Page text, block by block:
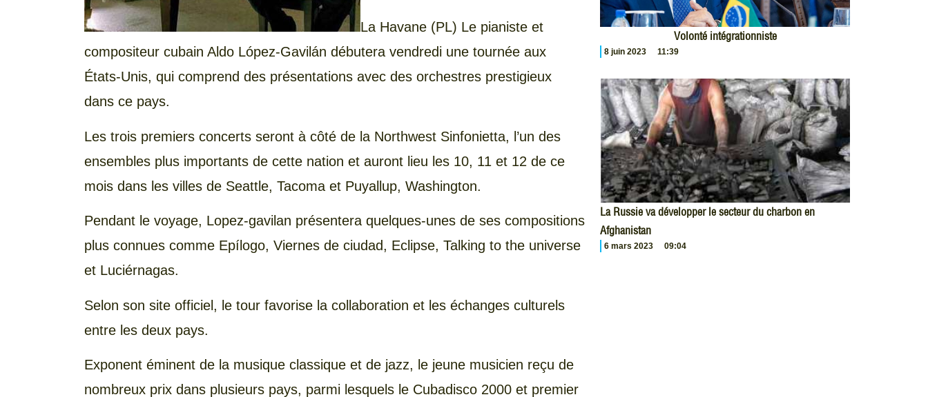
La Havane (PL) Le pianiste et
compositeur cubain Aldo López-Gavilán débutera vendredi une tournée aux
États-Unis, qui comprend des présentations avec des orchestres prestigieux
dans ce pays.
Les trois premiers concerts seront à côté de la Northwest Sinfonietta, l’un des
ensembles plus importants de cette nation et auront lieu les 10, 11 et 12 de ce
mois dans les villes de Seattle, Tacoma et Puyallup, Washington.
Pendant le voyage, Lopez-gavilan présentera quelques-unes de ses compositions
plus connues comme Epílogo, Viernes de ciudad, Eclipse, Talking to the universe
et Luciérnagas.
Selon son site officiel, le tour favorise la collaboration et les échanges culturels
entre les deux pays.
Exponent éminent de la musique classique et de jazz, le jeune musicien reçu de
nombreux prix dans plusieurs pays, parmi lesquels le Cubadisco 2000 et premier
Volonté intégrationniste
8 juin 2023 11:39
La Russie va développer le secteur du charbon en
Afghanistan
6 mars 2023 09:04